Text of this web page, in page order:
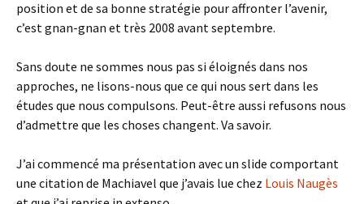
position et de sa bonne stratégie pour affronter l’avenir,
c’est gnan-gnan et très 2008 avant septembre.
Sans doute ne sommes nous pas si éloignés dans nos
approches, ne lisons-nous que ce qui nous sert dans les
études que nous compulsons. Peut-être aussi refusons nous
d’admettre que les choses changent. Va savoir.
J’ai commencé ma présentation avec un slide comportant
une citation de Machiavel que j’avais lue chez Louis Naugès